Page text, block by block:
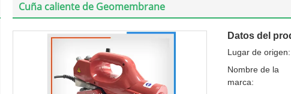
Cuña caliente de Geomembrane
Datos del
Lugar de origen:
Nombre de la
marca: